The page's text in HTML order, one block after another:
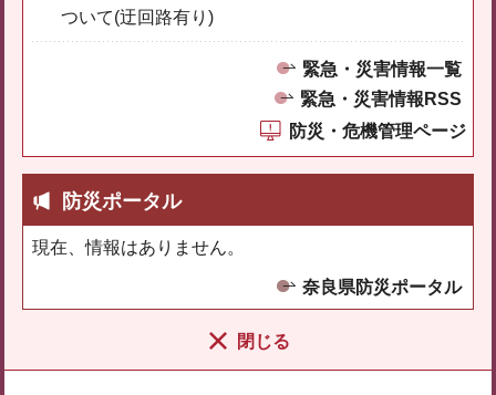
ついて(迂回路有り)
緊急・災害情報一覧
緊急・災害情報RSS
防災・危機管理ページ
防災ポータル
現在、情報はありません。
奈良県防災ポータル
閉じる